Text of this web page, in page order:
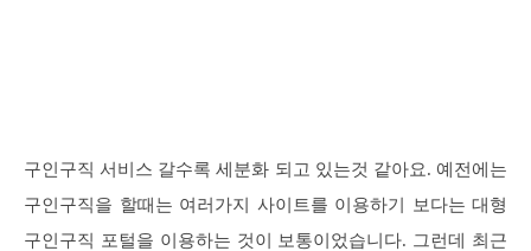
구인구직 서비스 갈수록 세분화 되고 있는것 같아요. 예전에는
구인구직을 할때는 여러가지 사이트를 이용하기 보다는 대형
구인구직 포털을 이용하는 것이 보통이었습니다. 그런데 최근